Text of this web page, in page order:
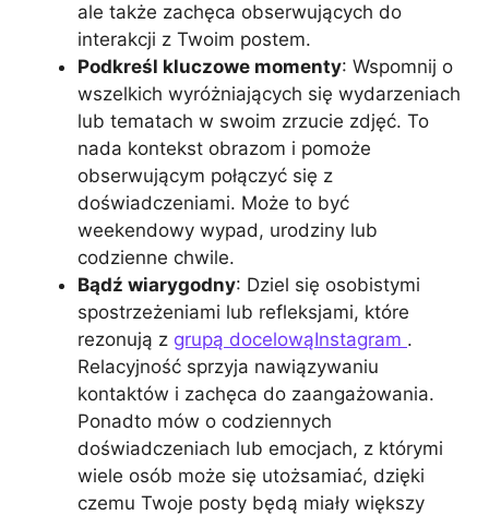
ale także zachęca obserwujących do
interakcji z Twoim postem.
Podkreśl kluczowe momenty: Wspomnij o
wszelkich wyróżniających się wydarzeniach
lub tematach w swoim zrzucie zdjęć. To
nada kontekst obrazom i pomoże
obserwującym połączyć się z
doświadczeniami. Może to być
weekendowy wypad, urodziny lub
codzienne chwile.
Bądź wiarygodny: Dziel się osobistymi
spostrzeżeniami lub refleksjami, które
rezonują z grupą docelowąInstagram .
Relacyjność sprzyja nawiązywaniu
kontaktów i zachęca do zaangażowania.
Ponadto mów o codziennych
doświadczeniach lub emocjach, z którymi
wiele osób może się utożsamiać, dzięki
czemu Twoje posty będą miały większy